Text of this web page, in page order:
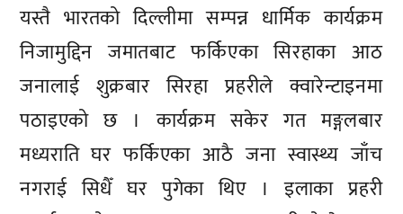
यस्तै भारतको दिल्लीमा सम्पन्न धार्मिक कार्यक्रम
निजामुद्दिन जमातबाट फर्किएका सिरहाका आठ
जनालाई शुक्रबार सिरहा प्रहरीले क्वारेन्टाइनमा
पठाइएको छ । कार्यक्रम सकेर गत मङ्गलबार
मध्यराति घर फर्किएका आठै जना स्वास्थ्य जाँच
नगराई सिधैँ घर पुगेका थिए । इलाका प्रहरी